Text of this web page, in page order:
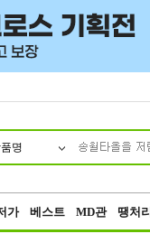
명
가 베스트 MD관 땡처리